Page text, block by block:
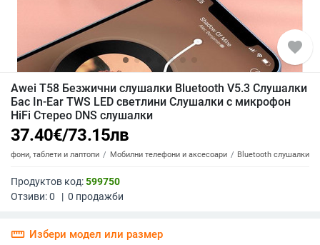
favorite
Awei T58 Безжични слушалки Bluetooth V5.3 Слушалки
Бас In-Ear TWS LED светлини Слушалки с микрофон
HiFi Стерео DNS слушалки
37.40€/73.15лв
таблети и лаптопи Мобилни телефони и аксесоари Bluetooth слушалки
Продуктов код:599750
Отзиви:0 | 0 продажби
straighten Избери модел или размер